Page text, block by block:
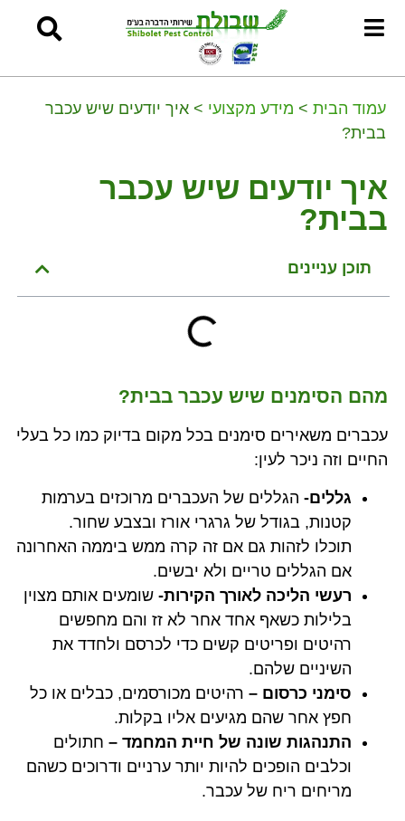
עמוד הבית> מידע מקצועי > איך יודעים שיש עכבר
בבית?
איך יודעים שיש עכבר
בבית?
תוכן עניינים
מהם הסימנים שיש עכבר בבית?
עכברים משאירים סימנים בכל מקום בדיוק כמו כל בעלי
החיים וזה ניכר לעין:
גללים-הגללים של העכברים מרוכזים בערמות
קטנות, בגודל של גרגרי אורז ובצבע שחור.
תוכלו לזהות גם אם זה קרה ממש ביממה האחרונה
אם הגללים טריים ולא יבשים.
רעשי הליכה לאורך הקירות-שומעים אותם מצוין
בלילות כשאף אחד אחר לא זז והם מחפשים
רהיטים ופריטים קשים כדי לכרסם ולחדד את
השיניים שלהם.
סימני כרסום –רהיטים מכורסמים, כבלים או כל
חפץ אחר שהם מגיעים אליו בקלות.
התנהגות שונה של חיית המחמד –חתולים
וכלבים הופכים להיות יותר ערניים ודרוכים כשהם
מריחים ריח של עכבר.